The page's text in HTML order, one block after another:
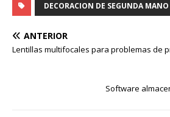
DECORACION DE SEGUNDA MANO
ANTERIOR
Lentillas multifocales para problemas de
Software